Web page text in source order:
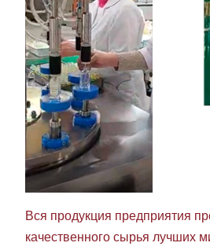
Вся продукция предприятия
качественного сырья лучших